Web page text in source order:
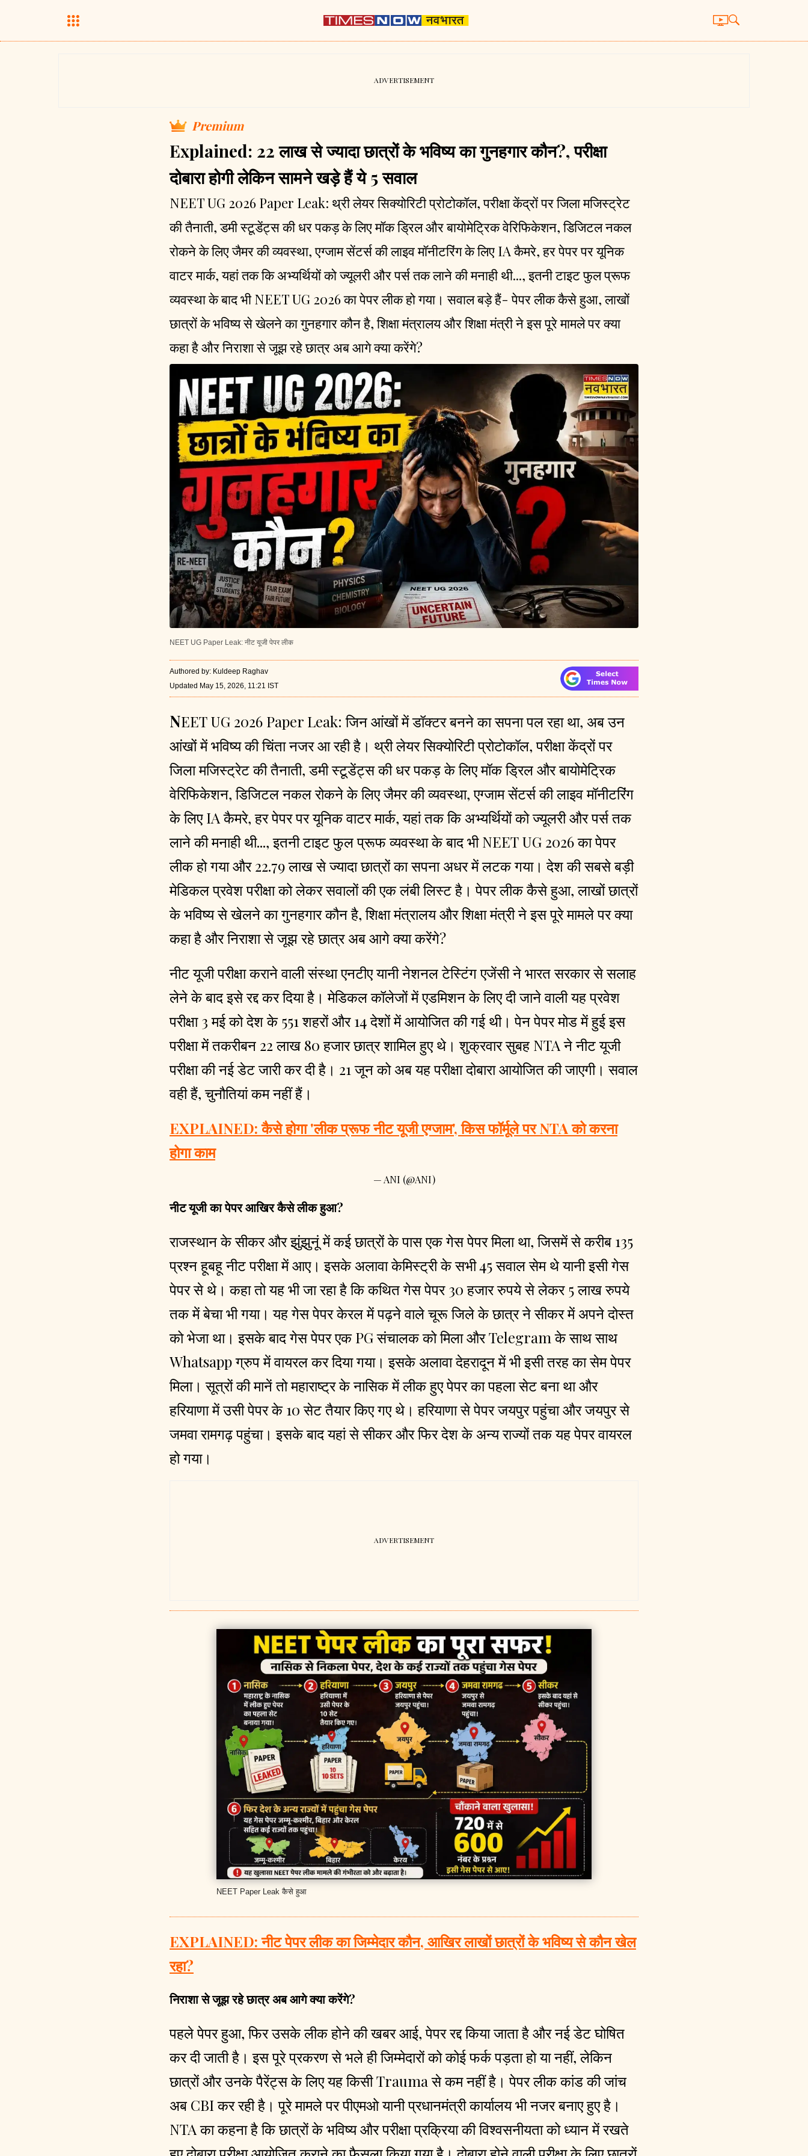
Premium
Explained: 22 लाख से ज्यादा छात्रों के भविष्य का गुनहगार कौन?, परीक्षा
दोबारा होगी लेकिन सामने खड़े हैं ये 5 सवाल
NEET UG 2026 Paper Leak: थ्री लेयर सिक्योरिटी प्रोटोकॉल, परीक्षा केंद्रों पर जिला मजिस्ट्रेट
की तैनाती, डमी स्टूडेंट्स की धर पकड़ के लिए मॉक ड्रिल और बायोमेट्रिक वेरिफिकेशन, डिजिटल नकल
रोकने के लिए जैमर की व्यवस्था, एग्जाम सेंटर्स की लाइव मॉनीटरिंग के लिए IA कैमरे, हर पेपर पर यूनिक
वाटर मार्क, यहां तक कि अभ्यर्थियों को ज्यूलरी और पर्स तक लाने की मनाही थी..., इतनी टाइट फुल प्रूफ
व्यवस्था के बाद भी NEET UG 2026 का पेपर लीक हो गया। सवाल बड़े हैं- पेपर लीक कैसे हुआ, लाखों
छात्रों के भविष्य से खेलने का गुनहगार कौन है, शिक्षा मंत्रालय और शिक्षा मंत्री ने इस पूरे मामले पर क्या
कहा है और निराशा से जूझ रहे छात्र अब आगे क्या करेंगे?
NEET UG Paper Leak: नीट यूजी पेपर लीक
Authored by: Kuldeep Raghav
Updated May 15, 2026, 11:21 IST
NEETUG 2026 Paper Leak:जिन आंखों में डॉक्टर बनने का सपना पल रहा था, अब उन
आंखों में भविष्य की चिंता नजर आ रही है। थ्री लेयर सिक्योरिटी प्रोटोकॉल, परीक्षा केंद्रों पर
जिला मजिस्ट्रेट की तैनाती, डमी स्टूडेंट्स की धर पकड़ के लिए मॉक ड्रिल और बायोमेट्रिक
वेरिफिकेशन, डिजिटल नकल रोकने के लिए जैमर की व्यवस्था, एग्जाम सेंटर्स की लाइव मॉनीटरिंग
के लिए IA कैमरे, हर पेपर पर यूनिक वाटर मार्क, यहां तक कि अभ्यर्थियों को ज्यूलरी और पर्स तक
लाने की मनाही थी..., इतनी टाइट फुल प्रूफ व्यवस्था के बाद भी NEET UG 2026 का पेपर
लीक हो गया और 22.79 लाख से ज्यादा छात्रों का सपना अधर में लटक गया। देश की सबसे बड़ी
मेडिकल प्रवेश परीक्षा को लेकर सवालों की एक लंबी लिस्ट है। पेपर लीक कैसे हुआ, लाखों छात्रों
के भविष्य से खेलने का गुनहगार कौन है, शिक्षा मंत्रालय और शिक्षा मंत्री ने इस पूरे मामले पर क्या
कहा है और निराशा से जूझ रहे छात्र अब आगे क्या करेंगे?
नीट यूजी परीक्षा कराने वाली संस्था एनटीए यानी नेशनल टेस्टिंग एजेंसी ने भारत सरकार से सलाह
लेने के बाद इसे रद्द कर दिया है। मेडिकल कॉलेजों में एडमिशन के लिए दी जाने वाली यह प्रवेश
परीक्षा 3 मई को देश के 551 शहरों और 14 देशों में आयोजित की गई थी। पेन पेपर मोड में हुई इस
परीक्षा में तकरीबन 22 लाख 80 हजार छात्र शामिल हुए थे। शुक्रवार सुबह NTA ने नीट यूजी
परीक्षा की नई डेट जारी कर दी है। 21 जून को अब यह परीक्षा दोबारा आयोजित की जाएगी। सवाल
वही हैं, चुनौतियां कम नहीं हैं।
EXPLAINED: कैसे होगा 'लीक प्रूफ नीट यूजी एग्जाम', किस फॉर्मूले पर NTA को करना
होगा काम
— ANI (@ANI)
नीट यूजी का पेपर आखिर कैसे लीक हुआ?
राजस्‍थान के सीकर और झुंझुनूं में कई छात्रों के पास एक गेस पेपर मिला था, जिसमें से करीब 135
प्रश्न हूबहू नीट परीक्षा में आए। इसके अलावा केमिस्ट्री के सभी 45 सवाल सेम थे यानी इसी गेस
पेपर से थे। कहा तो यह भी जा रहा है कि कथित गेस पेपर 30 हजार रुपये से लेकर 5 लाख रुपये
तक में बेचा भी गया। यह गेस पेपर केरल में पढ़ने वाले चूरू जिले के छात्र ने सीकर में अपने दोस्त
को भेजा था। इसके बाद गेस पेपर एक PG संचालक को मिला और Telegram के साथ साथ
Whatsapp ग्रुप में वायरल कर दिया गया। इसके अलावा देहरादून में भी इसी तरह का सेम पेपर
मिला। सूत्रों की मानें तो महाराष्ट्र के नासिक में लीक हुए पेपर का पहला सेट बना था और
हरियाणा में उसी पेपर के 10 सेट तैयार किए गए थे। हरियाणा से पेपर जयपुर पहुंचा और जयपुर से
जमवा रामगढ़ पहुंचा। इसके बाद यहां से सीकर और फिर देश के अन्य राज्यों तक यह पेपर वायरल
हो गया।
NEET Paper Leak कैसे हुआ
EXPLAINED: नीट पेपर लीक का जिम्मेदार कौन, आखिर लाखों छात्रों के भविष्य से कौन खेल
रहा?
निराशा से जूझ रहे छात्र अब आगे क्या करेंगे?
पहले पेपर हुआ, फिर उसके लीक होने की खबर आई, पेपर रद्द किया जाता है और नई डेट घोषित
कर दी जाती है। इस पूरे प्रकरण से भले ही जिम्मेदारों को कोई फर्क पड़ता हो या नहीं, लेकिन
छात्रों और उनके पैरेंट्स के लिए यह किसी Trauma से कम नहीं है। पेपर लीक कांड की जांच
अब CBI कर रही है। पूरे मामले पर पीएमओ यानी प्रधानमंत्री कार्यालय भी नजर बनाए हुए है।
NTA का कहना है कि छात्रों के भविष्य और परीक्षा प्रक्रिया की विश्वसनीयता को ध्यान में रखते